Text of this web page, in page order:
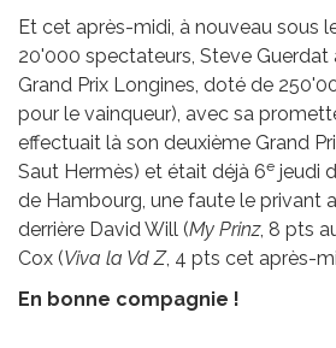
Et cet après-midi, à nouveau sous
20'000 spectateurs, Steve Guerdat
Grand Prix Longines, doté de
pour le vainqueur), avec sa
effectuait là son deuxième Grand
Saut Hermès) et était déjà 6e jeudi
de Hambourg, une faute le privant
derrière David Will (My Prinz, 8 pts
Cox (Viva la Vd Z, 4 pts cet après-
En bonne compagnie !